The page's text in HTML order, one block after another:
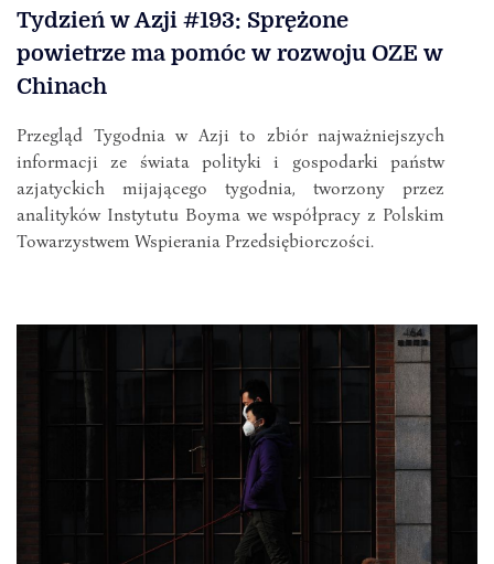
Tydzień w Azji #193: Sprężone
powietrze ma pomóc w rozwoju OZE w
Chinach
Przegląd Tygodnia w Azji to zbiór najważniejszych
informacji ze świata polityki i gospodarki państw
azjatyckich mijającego tygodnia, tworzony przez
analityków Instytutu Boyma we współpracy z Polskim
Towarzystwem Wspierania Przedsiębiorczości.